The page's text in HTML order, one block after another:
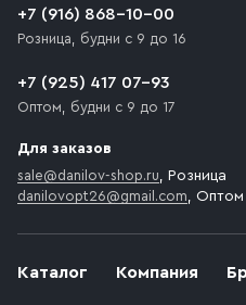
доставки предусмотрен
необходимо
Каталог Компания
+7 (916) 868-10-00
Розница, будни с 9 до 16
+7 (925) 417 07-93
Оптом, будни с 9 до 17
Для заказов
sale@danilov-shop.ru, Розница
danilovopt26@gmail.com, Оптом